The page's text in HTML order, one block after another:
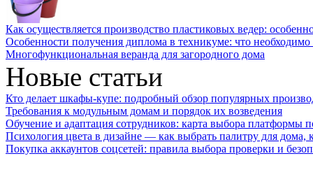
Как осуществляется производство пластиковых ведер:
Особенности получения диплома в техникуме: что необходимо
Многофункциональная веранда для загородного дома
Новые статьи
Кто делает шкафы-купе: подробный обзор популярных
Требования к модульным домам и порядок их возведения
Обучение и адаптация сотрудников: карта выбора платформы
Психология цвета в дизайне — как выбрать палитру для дома,
Покупка аккаунтов соцсетей: правила выбора проверки и